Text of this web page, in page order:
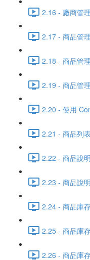
2.16 - 廠商管
2.17 - 商品管
2.18 - 商品管
2.19 - 商品管
2.20 - 使用
2.21 - 商品列
2.22 - 商品說
2.23 - 商品說
2.24 - 商品庫
2.25 - 商品庫
2.26 - 商品庫